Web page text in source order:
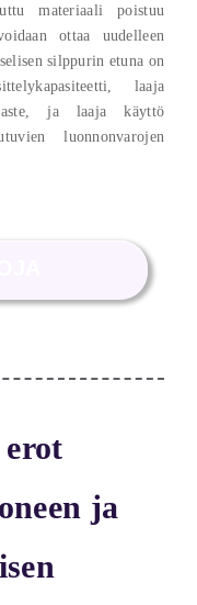
materiaali poistuu
ottaa uudelleen
silppurin etuna on
laaja
ja laaja käyttö
luonnonvarojen
ja